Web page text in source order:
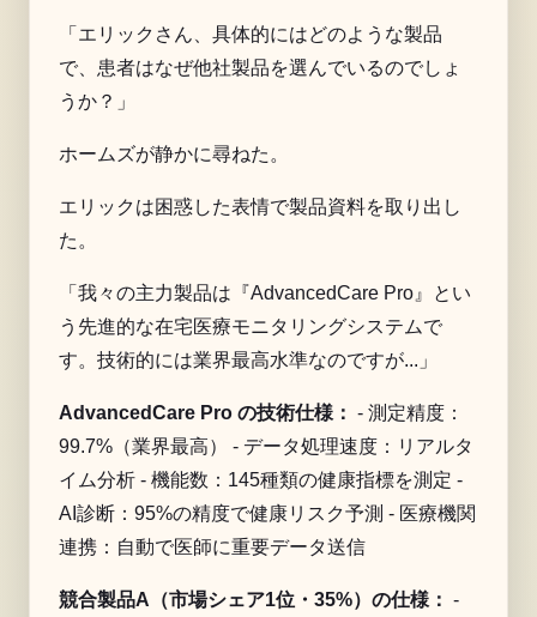
「エリックさん、具体的にはどのような製品
で、患者はなぜ他社製品を選んでいるのでしょ
うか？」
ホームズが静かに尋ねた。
エリックは困惑した表情で製品資料を取り出し
た。
「我々の主力製品は『AdvancedCare Pro』とい
う先進的な在宅医療モニタリングシステムで
す。技術的には業界最高水準なのですが...」
AdvancedCare Pro の技術仕様： - 測定精度：
99.7%（業界最高） - データ処理速度：リアルタ
イム分析 - 機能数：145種類の健康指標を測定 -
AI診断：95%の精度で健康リスク予測 - 医療機関
連携：自動で医師に重要データ送信
競合製品A（市場シェア1位・35%）の仕様： -